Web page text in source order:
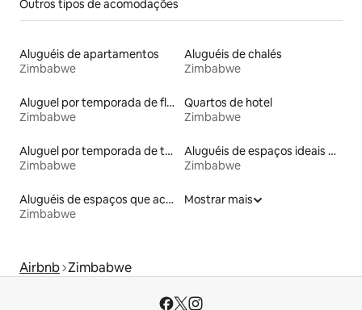
Outros tipos de acomodações
Aluguéis de apartamentos
Zimbabwe
Aluguéis de chalés
Zimbabwe
Aluguel por temporada de flats
Zimbabwe
Quartos de hotel
Zimbabwe
Aluguel por temporada de tendas
Zimbabwe
Aluguéis de espaços ideais para famílias
Zimbabwe
Aluguéis de espaços que aceitam animais de estimação
Zimbabwe
Mostrar mais
Airbnb Zimbabwe